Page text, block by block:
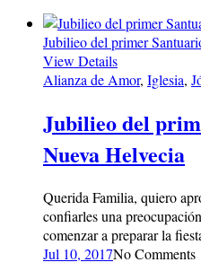
Jubilieo del primer
View Details
Alianza de Amor, Iglesia,
Jubilieo del
Nueva Helvecia
Querida Familia, quiero
confiarles una
comenzar a preparar la
Jul 10, 2017No Comments